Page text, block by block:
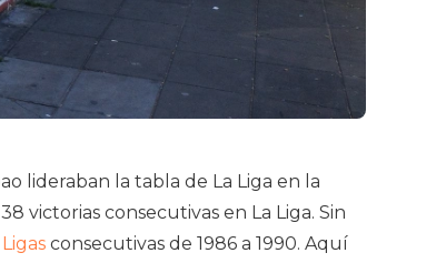
lideraban la tabla de La Liga en la
victorias consecutivas en La Liga. Sin
consecutivas de 1986 a 1990. Aquí